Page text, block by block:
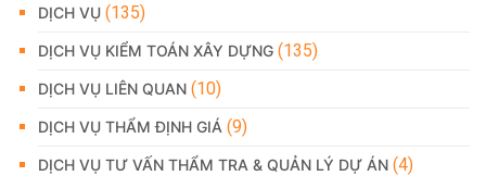
DỊCH VỤ (135)
DỊCH VỤ KIỂM TOÁN XÂY DỰNG (135)
DỊCH VỤ LIÊN QUAN (10)
DỊCH VỤ THẨM ĐỊNH GIÁ (9)
DỊCH VỤ TƯ VẤN THẨM TRA & QUẢN LÝ DỰ ÁN (4)